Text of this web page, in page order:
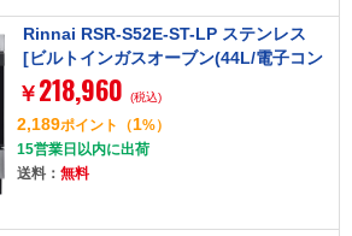
Rinnai RSR-S52E-ST-LP ステンレス
[ビルトインガスオーブン(44L/電子コン
ベック/プロパンガス用)]
￥ 218,960 (税込)
2,189ポイント （1%）
15営業日以内に出荷
送料： 無料